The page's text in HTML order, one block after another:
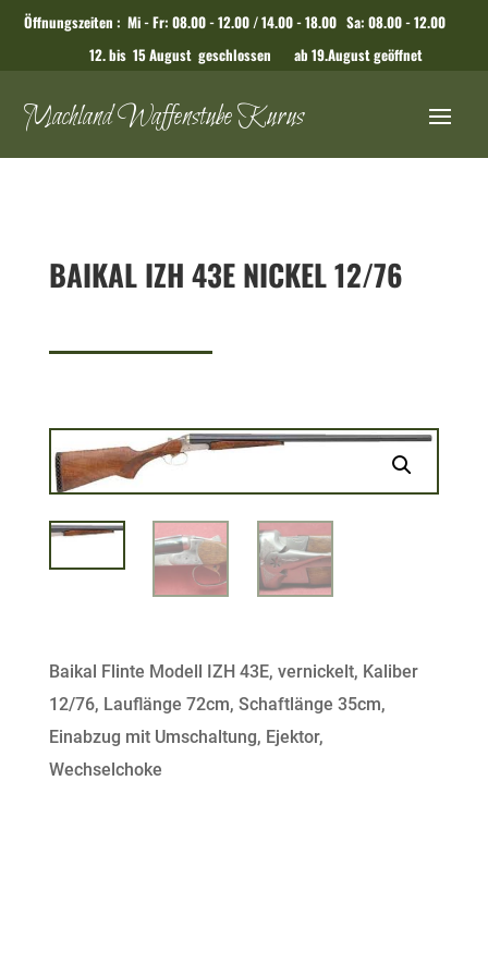
Öffnungszeiten : Mi - Fr: 08.00 - 12.00 / 14.00 - 18.00 Sa: 08.00 - 12.00
12. bis 15 August geschlossen ab 19.August geöffnet
Machland Waffenstube Kurus
BAIKAL IZH 43E NICKEL 12/76
Baikal Flinte Modell IZH 43E, vernickelt, Kaliber
12/76, Lauflänge 72cm, Schaftlänge 35cm,
Einabzug mit Umschaltung, Ejektor,
Wechselchoke